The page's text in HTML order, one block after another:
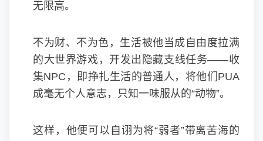
无限高。
不为财、不为色，生活被他当成自由度拉满
的大世界游戏，开发出隐藏支线任务——收
集NPC，即挣扎生活的普通人，将他们PUA
成毫无个人意志，只知一味服从的“动物”。
这样，他便可以自诩为将“弱者”带离苦海的